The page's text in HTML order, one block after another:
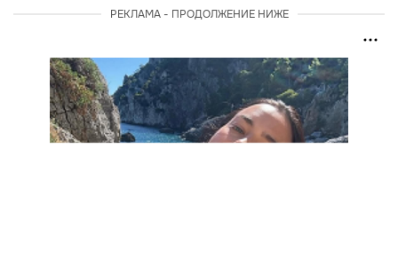
РЕКЛАМА - ПРОДОЛЖЕНИЕ НИЖЕ